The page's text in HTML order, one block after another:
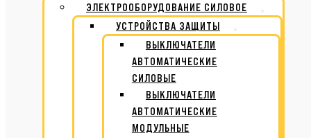
ЭЛЕКТРООБОРУДОВАНИЕ СИЛОВОЕ
УСТРОЙСТВА ЗАЩИТЫ
ВЫКЛЮЧАТЕЛИ
АВТОМАТИЧЕСКИЕ
СИЛОВЫЕ
ВЫКЛЮЧАТЕЛИ
АВТОМАТИЧЕСКИЕ
МОДУЛЬНЫЕ